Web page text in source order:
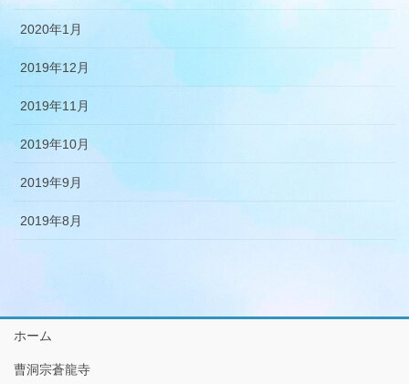
2020年1月
2019年12月
2019年11月
2019年10月
2019年9月
2019年8月
ホーム
曹洞宗蒼龍寺